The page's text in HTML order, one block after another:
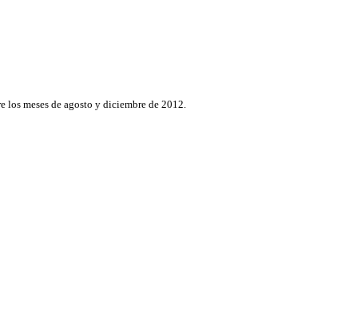
meses de agosto y diciembre de 2012.